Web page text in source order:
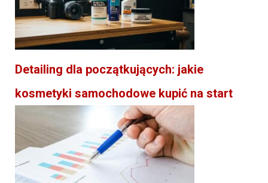
Detailing dla początkujących: jakie
kosmetyki samochodowe kupić na start